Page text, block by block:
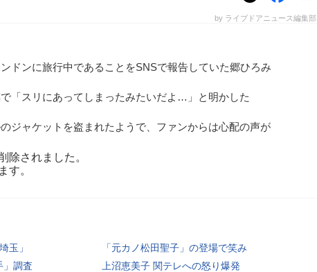
by ライブドアニュース編集部
ドンに旅行中であることをSNSで報告していた郷ひろみ
「スリにあってしまったみたいだよ…」と明かした
ジャケットを盗まれたようで、ファンからは心配の声が
除されました。
す。
玉」
「元カノ松田聖子」の登場で笑み
」調査
上沼恵美子 関テレへの怒り爆発